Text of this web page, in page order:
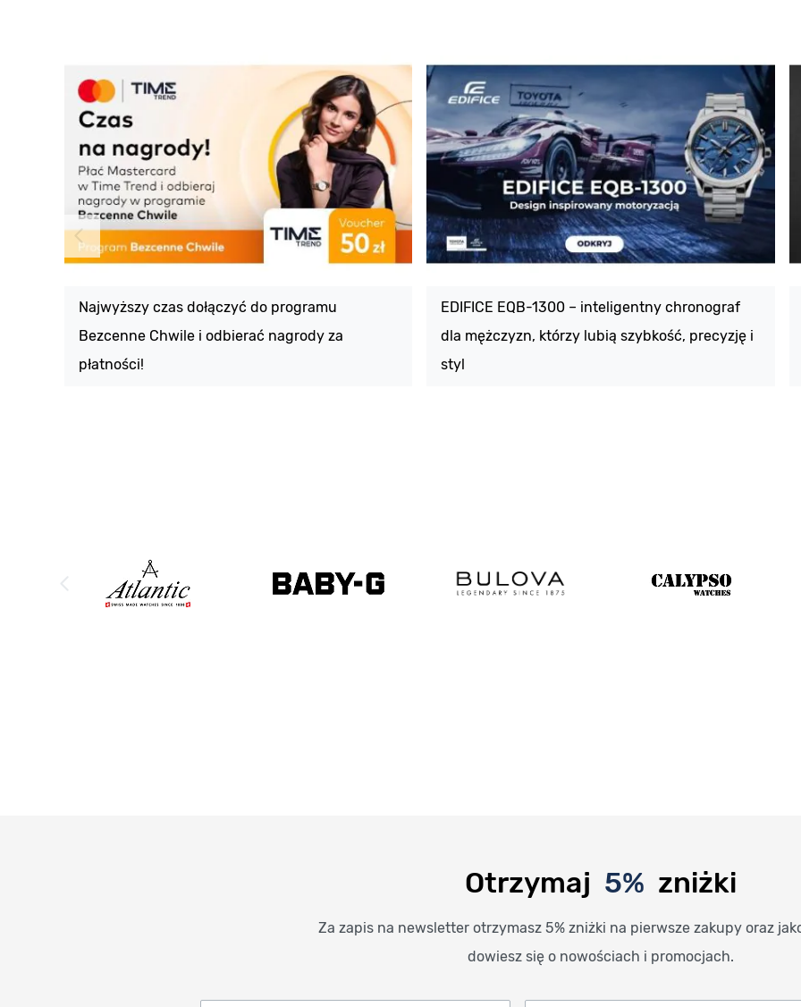
Najwyższy czas dołączyć do programu
Bezcenne Chwile i odbierać nagrody za
płatności!
EDIFICE EQB-1300 – inteligentny chronograf
dla mężczyzn, którzy lubią szybkość, precyzję i
styl
Otrzymaj 5% zniżki
Za zapis na newsletter otrzymasz 5% zniżki na pierwsze zakupy oraz
dowiesz się o nowościach i promocjach.